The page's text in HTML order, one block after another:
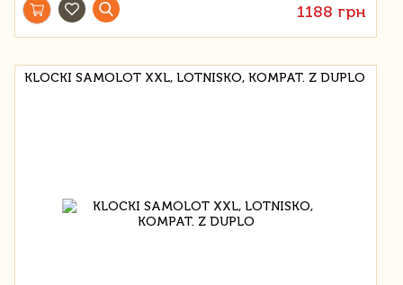
1188 грн
KLOCKI SAMOLOT XXL, LOTNISKO, KOMPAT. Z DUPLO